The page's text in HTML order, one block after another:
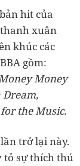
hit của
xuân
khúc các
gồm:
Money
Dream,
the Music.
trở lại này.
tỏ sự thích thú